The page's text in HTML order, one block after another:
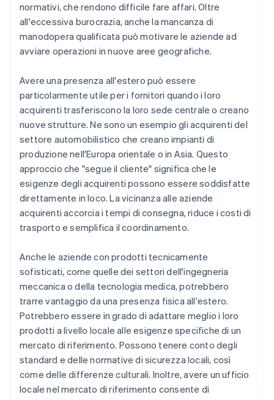
normativi, che rendono difficile fare affari. Oltre
all'eccessiva burocrazia, anche la mancanza di
manodopera qualificata può motivare le aziende ad
avviare operazioni in nuove aree geografiche.
Avere una presenza all'estero può essere
particolarmente utile per i fornitori quando i loro
acquirenti trasferiscono la loro sede centrale o creano
nuove strutture. Ne sono un esempio gli acquirenti del
settore automobilistico che creano impianti di
produzione nell'Europa orientale o in Asia. Questo
approccio che "segue il cliente" significa che le
esigenze degli acquirenti possono essere soddisfatte
direttamente in loco. La vicinanza alle aziende
acquirenti accorcia i tempi di consegna, riduce i costi di
trasporto e semplifica il coordinamento.
Anche le aziende con prodotti tecnicamente
sofisticati, come quelle dei settori dell'ingegneria
meccanica o della tecnologia medica, potrebbero
trarre vantaggio da una presenza fisica all'estero.
Potrebbero essere in grado di adattare meglio i loro
prodotti a livello locale alle esigenze specifiche di un
mercato di riferimento. Possono tenere conto degli
standard e delle normative di sicurezza locali, così
come delle differenze culturali. Inoltre, avere un ufficio
locale nel mercato di riferimento consente di